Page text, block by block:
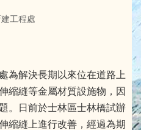
工程處
為解決長期以來位在道路上
縮縫等金屬材質設施物，因
。日前於士林區士林橋試辦
縮縫上進行改善，經過為期